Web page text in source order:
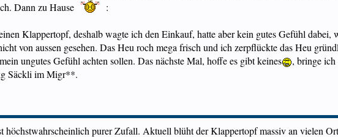
Dann zu Hause
:
Klappertopf, deshalb wagte ich den Einkauf, hatte aber kein gutes Gefühl
von aussen gesehen. Das Heu roch mega frisch und ich zerpflückte das Heu
ungutes Gefühl achten sollen. Das nächste Mal, hoffe es gibt keines
, bringe
Säckli im Migr**.
purer Zufall. Aktuell blüht der Klappertopf massiv an vielen